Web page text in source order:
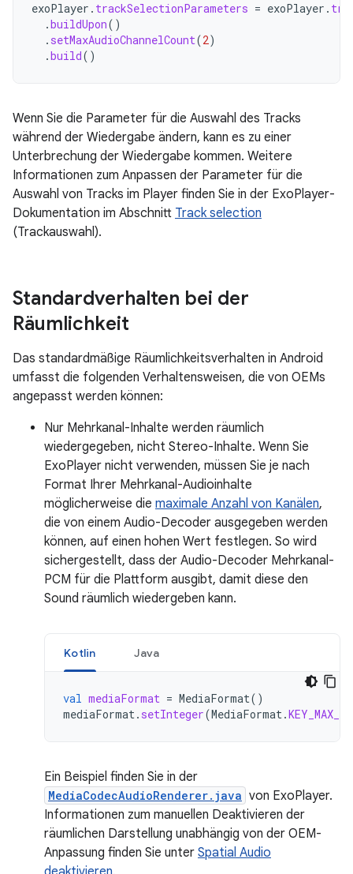
exoPlayer . trackSelectionParameters = exoPlayer .
.buildUpon()
. setMaxAudioChannelCount(2)
.build()
Wenn Sie die Parameter für die Auswahl des Tracks
während der Wiedergabe ändern, kann es zu einer
Unterbrechung der Wiedergabe kommen. Weitere
Informationen zum Anpassen der Parameter für die
Auswahl von Tracks im Player finden Sie in der ExoPlayer-
Dokumentation im Abschnitt Track selection
(Trackauswahl).
Standardverhalten bei der
Räumlichkeit
Das standardmäßige Räumlichkeitsverhalten in Android
umfasst die folgenden Verhaltensweisen, die von OEMs
angepasst werden können:
Nur Mehrkanal-Inhalte werden räumlich
wiedergegeben, nicht Stereo-Inhalte. Wenn Sie
ExoPlayer nicht verwenden, müssen Sie je nach
Format Ihrer Mehrkanal-Audioinhalte
möglicherweise die maximale Anzahl von Kanälen,
die von einem Audio-Decoder ausgegeben werden
können, auf einen hohen Wert festlegen. So wird
sichergestellt, dass der Audio-Decoder Mehrkanal-
PCM für die Plattform ausgibt, damit diese den
Sound räumlich wiedergeben kann.
Kotlin Java
val mediaFormat = MediaFormat()
mediaFormat. setInteger(MediaFormat.
Ein Beispiel finden Sie in der
MediaCodecAudioRenderer.java von ExoPlayer.
Informationen zum manuellen Deaktivieren der
räumlichen Darstellung unabhängig von der OEM-
Anpassung finden Sie unter Spatial Audio